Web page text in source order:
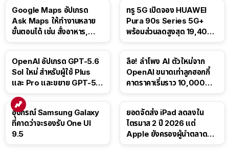
Google Maps อัปเกรด
Ask Maps ให้ทำงานหลาย
ขั้นตอนได้ เช่น สั่งอาหาร,
ทรู 5G เปิดจอง HUAWEI
Pura 90s Series 5G+
พร้อมส่วนลดสูงสุด 19,400
OpenAI อัปเกรด GPT-5.6
Sol ใหม่ สำหรับผู้ใช้ Plus
และ Pro และขยาย GPT-5.6
ลือ! ลำโพง AI ตัวใหม่จาก
OpenAI ขนาดเท่าลูกฮอกกี้
คาดราคาเริ่มราว 10,000
อุปกรณ์ Samsung Galaxy
ที่คาดว่าจะรองรับ One UI
9.5
ยอดจัดส่ง iPad ลดลงใน
ไตรมาส 2 ปี 2026 แต่
Apple ยังครองผู้นำตลาด